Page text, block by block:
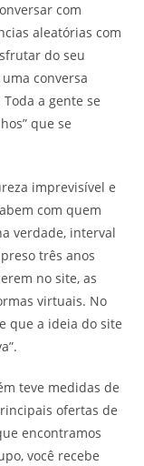
com
aleatórias com
do seu
conversa
a gente se
que se
imprevisível e
com quem
verdade, interval
três anos
no site, as
virtuais. No
que a ideia do site
teve medidas de
ofertas de
encontramos
você recebe